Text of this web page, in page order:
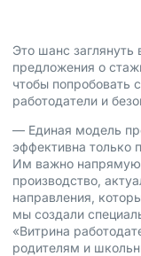
Это шанс
предложения о
чтобы попробовать
работодатели и
— Единая модель
эффективна только
Им важно напрямую
производство,
направления,
мы создали
«Витрина
родителям и